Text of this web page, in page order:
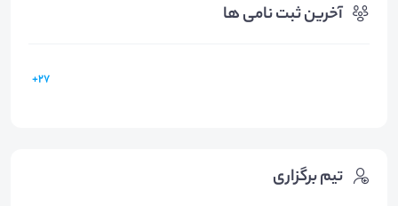
آخرین ثبت نامی ها
27+
تیم برگزاری